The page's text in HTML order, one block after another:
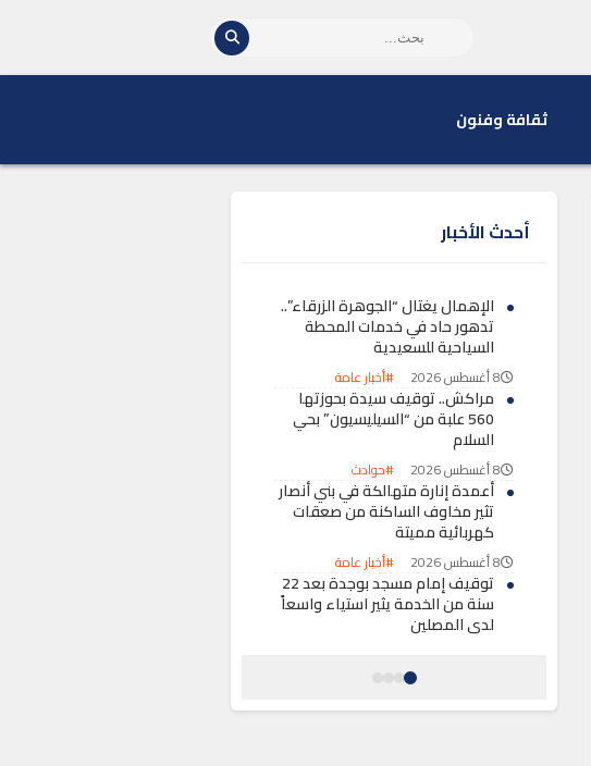
ثقافة وفنون
أحدث الأخبار
الإهمال يغتال “الجوهرة الزرقاء”..
تدهور حاد في خدمات المحطة
السياحية للسعيدية
8 أغسطس 2026 #أخبار عامة
مراكش.. توقيف سيدة بحوزتها
560 علبة من “السيليسيون” بحي
السلام
8 أغسطس 2026 #حوادث
أعمدة إنارة متهالكة في بني أنصار
تثير مخاوف الساكنة من صعقات
كهربائية مميتة
8 أغسطس 2026 #أخبار عامة
توقيف إمام مسجد بوجدة بعد 22
سنة من الخدمة يثير استياء واسعاً
لدى المصلين
نفاد تذاكر مباراة “لبؤات الأطلس”
جماهيري كبير